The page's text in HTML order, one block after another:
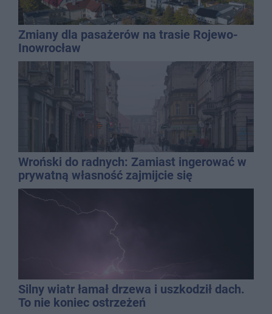
Zmiany dla pasażerów na trasie Rojewo-
Inowrocław
Wroński do radnych: Zamiast ingerować w
prywatną własność zajmijcie się
gospodarką
Silny wiatr łamał drzewa i uszkodził dach.
To nie koniec ostrzeżeń